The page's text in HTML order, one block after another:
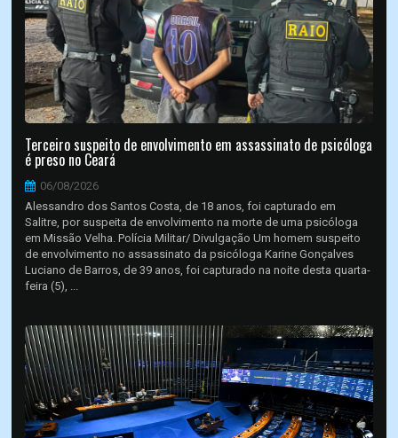
Terceiro suspeito de envolvimento em assassinato de psicóloga
é preso no Ceará
06/08/2026
Alessandro dos Santos Costa, de 18 anos, foi capturado em
Salitre, por suspeita de envolvimento na morte de uma psicóloga
em Missão Velha. Polícia Militar/ Divulgação Um homem suspeito
de envolvimento no assassinato da psicóloga Karine Gonçalves
Luciano de Barros, de 39 anos, foi capturado na noite desta quarta-
feira (5), ...